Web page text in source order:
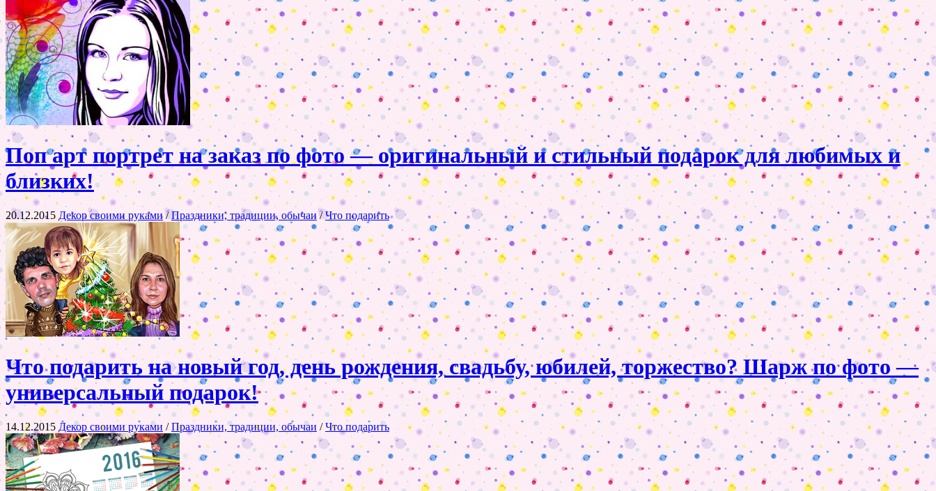
Поп арт портрет на заказ по фото — оригинальный и стильный подарок для любимых и
близких!
20.12.2015 Декор своими руками/Праздники, традиции, обычаи/Что подарить
Что подарить на новый год, день рождения, свадьбу, юбилей, торжество? Шарж по фото —
универсальный подарок!
14.12.2015 Декор своими руками /Праздники, традиции, обычаи /Что подарить